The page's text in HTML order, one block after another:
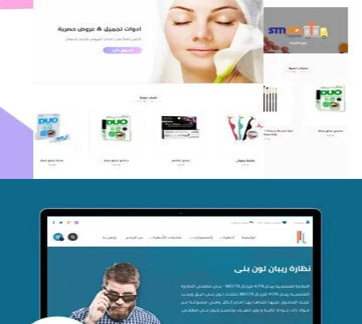
اعادة تصميم متجر فوربليزا
التفاصيل
تصميم متجر اي كير
التفاصيل